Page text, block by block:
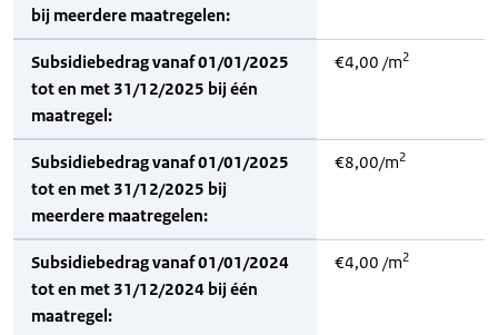
bij meerdere maatregelen:
Subsidiebedrag vanaf 01/01/2025
tot en met 31/12/2025 bij één
maatregel:
€4,00 /m2
Subsidiebedrag vanaf 01/01/2025
tot en met 31/12/2025 bij
meerdere maatregelen:
€8,00/m2
Subsidiebedrag vanaf 01/01/2024
tot en met 31/12/2024 bij één
maatregel:
€4,00 /m2